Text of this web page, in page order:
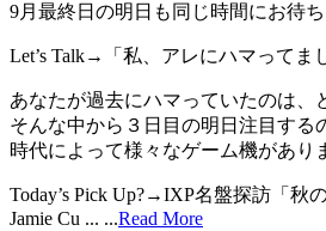
9月最終日の明日も同じ時間にお待
Let’s Talk→「私、アレにハマってま
あなたが過去にハマっていたのは、
そんな中から３日目の明日注目する
時代によって様々なゲーム機があり
Today’s Pick Up?→IXP名盤探訪「秋
Jamie Cu ... ...Read More